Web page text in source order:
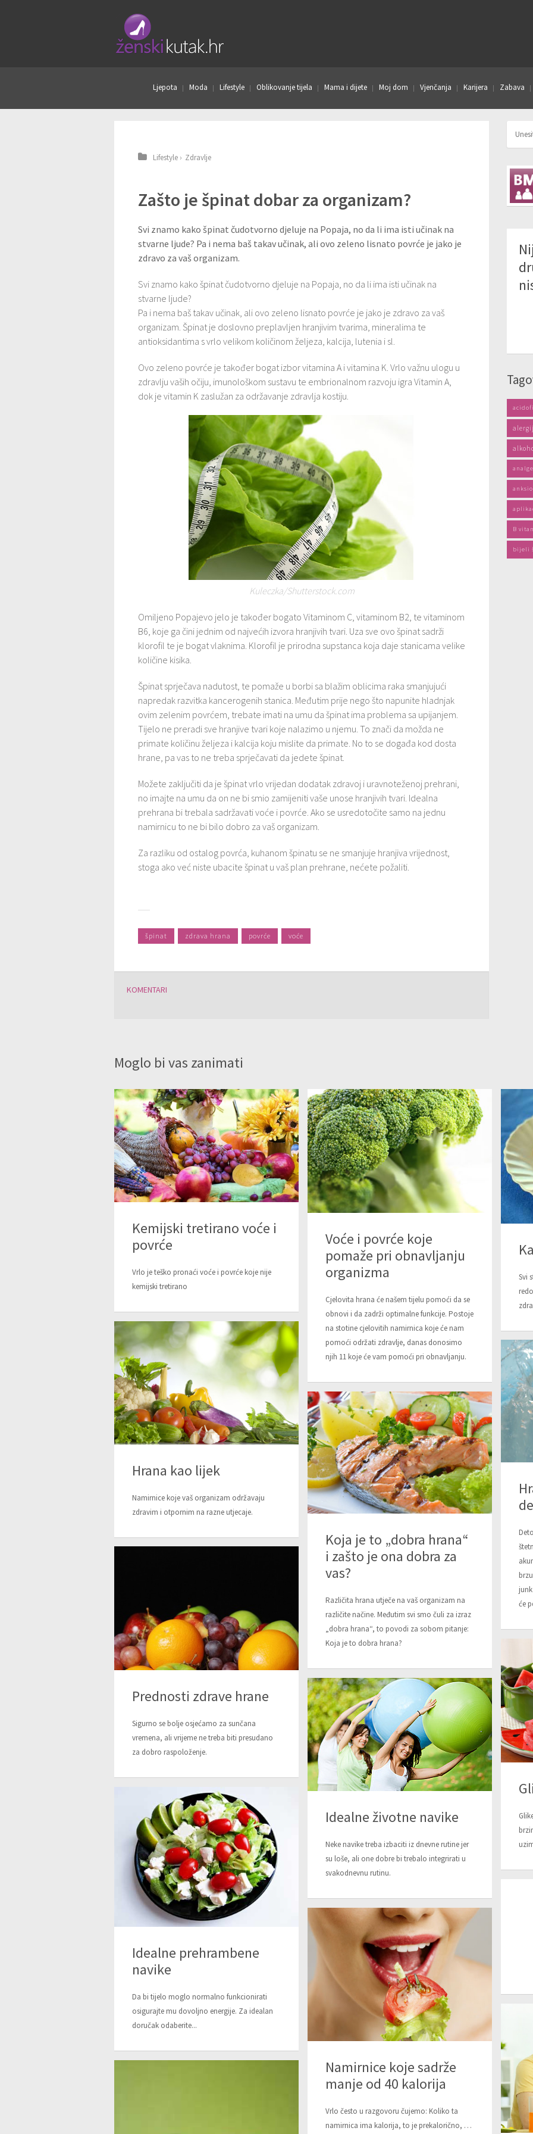
Ljepota Moda Lifestyle Oblikovanje tijela Mama i dijete Moj dom Vjenčanja Karijera Zabava
Lifestyle › Zdravlje
Zašto je špinat dobar za organizam?
Svi znamo kako špinat čudotvorno djeluje na Popaja, no da li ima isti učinak na
stvarne ljude? Pa i nema baš takav učinak, ali ovo zeleno lisnato povrće je jako je
zdravo za vaš organizam.
Svi znamo kako špinat čudotvorno djeluje na Popaja, no da li ima isti učinak na
stvarne ljude?
Pa i nema baš takav učinak, ali ovo zeleno lisnato povrće je jako je zdravo za vaš
organizam. Špinat je doslovno preplavljen hranjivim tvarima, mineralima te
antioksidantima s vrlo velikom količinom željeza, kalcija, lutenia i sl.
Ovo zeleno povrće je također bogat izbor vitamina A i vitamina K. Vrlo važnu ulogu u
zdravlju vaših očiju, imunološkom sustavu te embrionalnom razvoju igra Vitamin A,
dok je vitamin K zaslužan za održavanje zdravlja kostiju.
Kuleczka/Shutterstock.com
Omiljeno Popajevo jelo je također bogato Vitaminom C, vitaminom B2, te vitaminom
B6, koje ga čini jednim od najvećih izvora hranjivih tvari. Uza sve ovo špinat sadrži
klorofil te je bogat vlaknima. Klorofil je prirodna supstanca koja daje stanicama velike
količine kisika.
Špinat sprječava nadutost, te pomaže u borbi sa blažim oblicima raka smanjujući
napredak razvitka kancerogenih stanica. Međutim prije nego što napunite hladnjak
ovim zelenim povrćem, trebate imati na umu da špinat ima problema sa upijanjem.
Tijelo ne preradi sve hranjive tvari koje nalazimo u njemu. To znači da možda ne
primate količinu željeza i kalcija koju mislite da primate. No to se događa kod dosta
hrane, pa vas to ne treba sprječavati da jedete špinat.
Možete zaključiti da je špinat vrlo vrijedan dodatak zdravoj i uravnoteženoj prehrani,
no imajte na umu da on ne bi smio zamijeniti vaše unose hranjivih tvari. Idealna
prehrana bi trebala sadržavati voće i povrće. Ako se usredotočite samo na jednu
namirnicu to ne bi bilo dobro za vaš organizam.
Za razliku od ostalog povrća, kuhanom špinatu se ne smanjuje hranjiva vrijednost,
stoga ako već niste ubacite špinat u vaš plan prehrane, nećete požaliti.
špinat zdrava hrana povrće voće
KOMENTARI
B
bijeli
Moglo bi vas zanimati
Kemijski tretirano voće i
povrće
Vrlo je teško pronaći voće i povrće koje nije
kemijski tretirano
Voće i povrće koje
pomaže pri obnavljanju
organizma
Cjelovita hrana će našem tijelu pomoći da se
obnovi i da zadrži optimalne funkcije. Postoje
na stotine cjelovitih namirnica koje će nam
pomoći održati zdravlje, danas donosimo
njih 11 koje će vam pomoći pri obnavljanju.
Svi
Hrana kao lijek
Namirnice koje vaš organizam održavaju
zdravim i otpornim na razne utjecaje.
će
Koja je to „dobra hrana“
i zašto je ona dobra za
vas?
Različita hrana utječe na vaš organizam na
različite načine. Međutim svi smo čuli za izraz
„dobra hrana“, to povodi za sobom pitanje:
Koja je to dobra hrana?
Prednosti zdrave hrane
Sigurno se bolje osjećamo za sunčana
vremena, ali vrijeme ne treba biti presudano
za dobro raspoloženje.
Idealne životne navike
Neke navike treba izbaciti iz dnevne rutine jer
su loše, ali one dobre bi trebalo integrirati u
svakodnevnu rutinu.
Idealne prehrambene
navike
Da bi tijelo moglo normalno funkcionirati
osigurajte mu dovoljno energije. Za idealan
doručak odaberite...
Namirnice koje sadrže
manje od 40 kalorija
Vrlo često u razgovoru čujemo: Koliko ta
namirnica ima kalorija, to je prekalorično, …